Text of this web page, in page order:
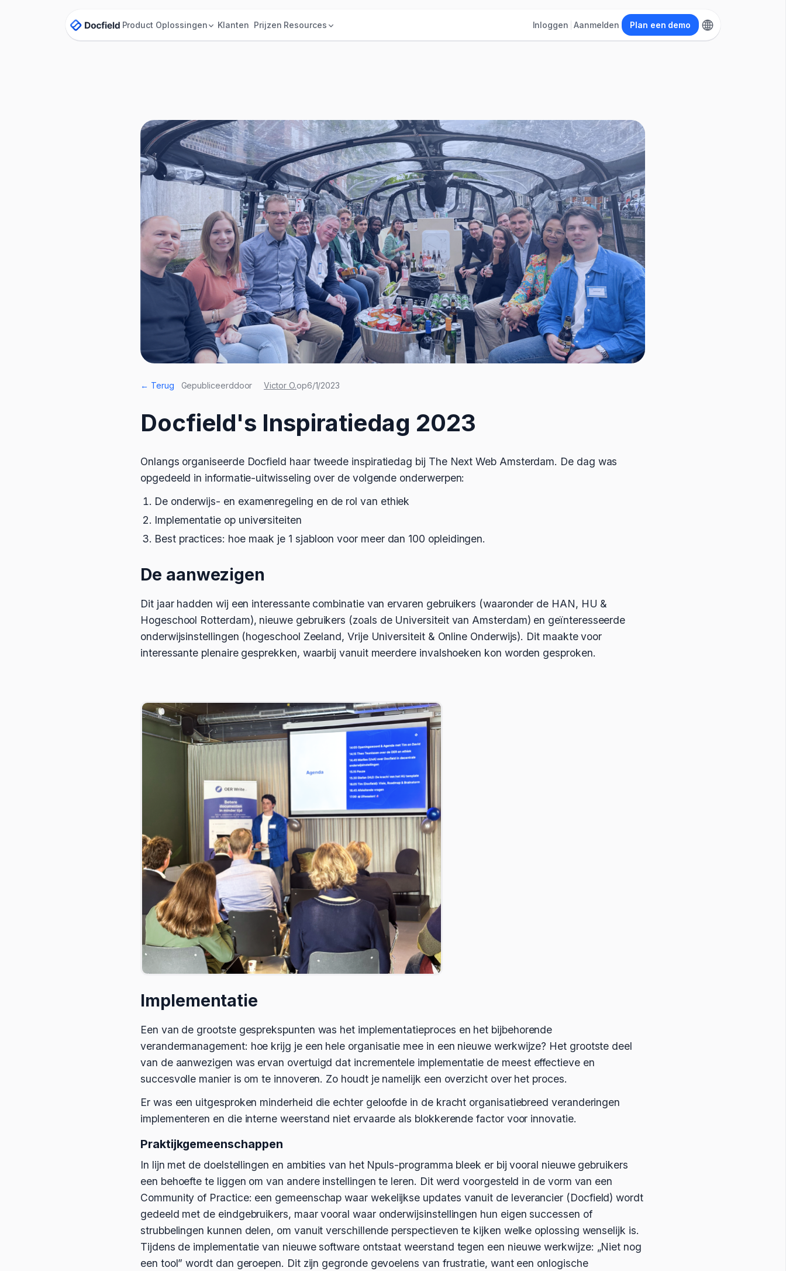
Product Oplossingen Klanten Prijzen Resources Inloggen Aanmelden Plan een demo
← Terug Gepubliceerddoor Victor O.op6/1/2023
Docfield's Inspiratiedag 2023
Onlangs organiseerde Docfield haar tweede inspiratiedag bij The Next Web Amsterdam. De dag was
opgedeeld in informatie-uitwisseling over de volgende onderwerpen:
De onderwijs- en examenregeling en de rol van ethiek
Implementatie op universiteiten
Best practices: hoe maak je 1 sjabloon voor meer dan 100 opleidingen.
De aanwezigen
Dit jaar hadden wij een interessante combinatie van ervaren gebruikers (waaronder de HAN, HU &
Hogeschool Rotterdam), nieuwe gebruikers (zoals de Universiteit van Amsterdam) en geïnteresseerde
onderwijsinstellingen (hogeschool Zeeland, Vrije Universiteit & Online Onderwijs). Dit maakte voor
interessante plenaire gesprekken, waarbij vanuit meerdere invalshoeken kon worden gesproken.
Implementatie
Een van de grootste gesprekspunten was het implementatieproces en het bijbehorende
verandermanagement: hoe krijg je een hele organisatie mee in een nieuwe werkwijze? Het grootste deel
van de aanwezigen was ervan overtuigd dat incrementele implementatie de meest effectieve en
succesvolle manier is om te innoveren. Zo houdt je namelijk een overzicht over het proces.
Er was een uitgesproken minderheid die echter geloofde in de kracht organisatiebreed veranderingen
implementeren en die interne weerstand niet ervaarde als blokkerende factor voor innovatie.
Praktijkgemeenschappen
In lijn met de doelstellingen en ambities van het Npuls-programma bleek er bij vooral nieuwe gebruikers
een behoefte te liggen om van andere instellingen te leren. Dit werd voorgesteld in de vorm van een
Community of Practice: een gemeenschap waar wekelijkse updates vanuit de leverancier (Docfield) wordt
gedeeld met de eindgebruikers, maar vooral waar onderwijsinstellingen hun eigen successen of
strubbelingen kunnen delen, om vanuit verschillende perspectieven te kijken welke oplossing wenselijk is.
Tijdens de implementatie van nieuwe software ontstaat weerstand tegen een nieuwe werkwijze: „Niet nog
een tool” wordt dan geroepen. Dit zijn gegronde gevoelens van frustratie, want een onlogische